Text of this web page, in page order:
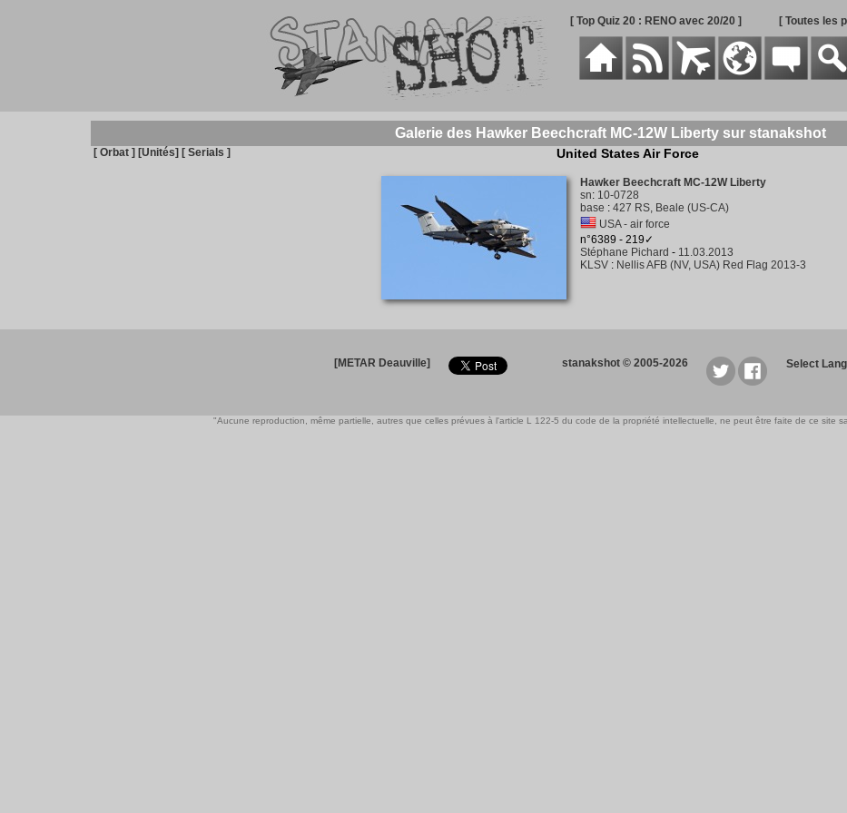
[ Top Quiz 20 : RENO avec 20/20 ] [ Toutes les
Galerie des Hawker Beechcraft MC-12W Liberty sur stanakshot
[ Orbat ] [Unités] [ Serials ] United States Air Force
Hawker Beechcraft MC-12W Liberty
sn: 10-0728
base : 427 RS, Beale (US-CA)
USA - air force
n°6389 - 219✓
Stéphane Pichard - 11.03.2013
KLSV: Nellis AFB (NV, USA) Red Flag 2013-3
[METAR Deauville] stanakshot © 2005-2026 Select
"Aucune reproduction, même partielle, autres que celles prévues à l'article L 122-5 du code de la propriété intellectuelle, ne peut être faite de ce site